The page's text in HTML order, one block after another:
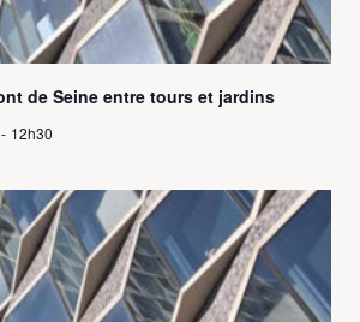
de Seine entre tours et jardins
- 12h30